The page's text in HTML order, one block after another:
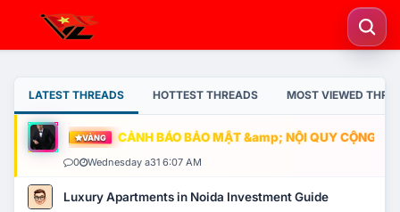
LATEST THREADS HOTTEST THREADS MOST VIEWED
VÀNG CẢNH BÁO BẢO MẬT &amp; NỘI QUY CỘNG
0 Wednesday a31 6:07 AM
Luxury Apartments in Noida Investment Guide